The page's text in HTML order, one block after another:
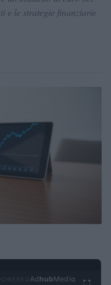
e le strategie finanziarie
Ad hubMedia